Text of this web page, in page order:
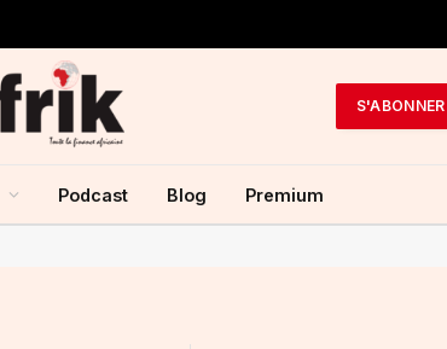
S'ABONNER
Podcast Blog Premium